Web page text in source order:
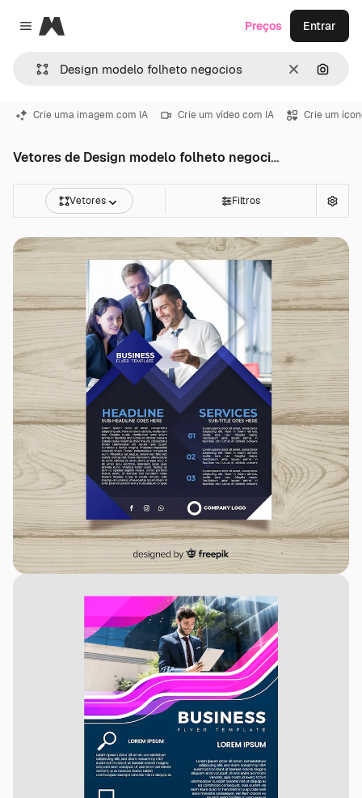
Close menu
Magnific
Limpar
Preços Entrar
Crie uma imagem com IA Crie um vídeo com IA Crie um
Vetores de Design modelo folheto negocios
Vetores Filtros